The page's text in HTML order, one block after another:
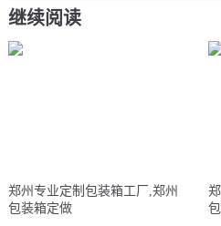
继续阅读
郑州专业定制包装箱工厂,郑州
包装箱定做